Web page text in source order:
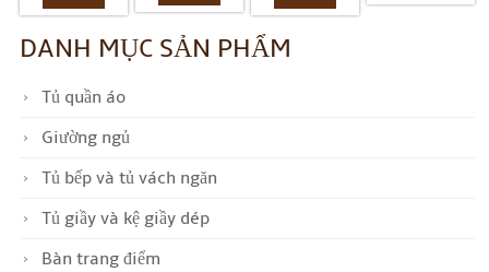
DANH MỤC SẢN PHẨM
Tủ quần áo
Giường ngủ
Tủ bếp và tủ vách ngăn
Tủ giầy và kệ giầy dép
Bàn trang điểm